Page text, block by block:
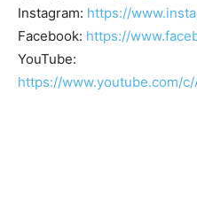
Instagram: https://
Facebook: https://
YouTube:
https://www.youtube.com/c/